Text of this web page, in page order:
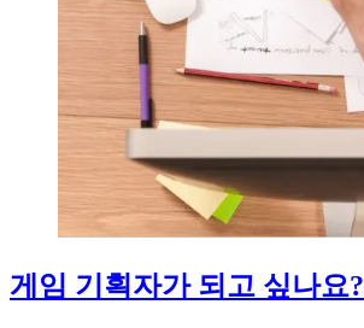
게임 기획자가 되고 싶나요?